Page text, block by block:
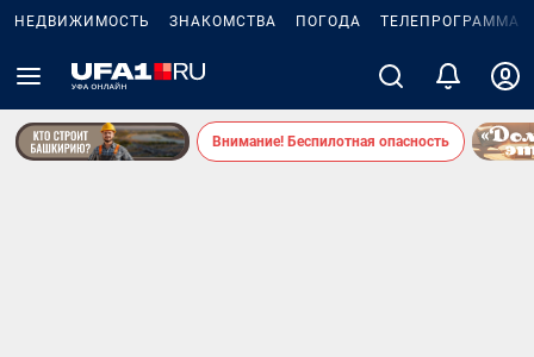
НЕДВИЖИМОСТЬ ЗНАКОМСТВА ПОГОДА ТЕЛЕПРОГРАММА
Внимание! Беспилотная опасность